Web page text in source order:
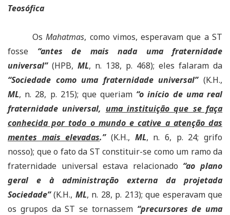
Teosófica
OsMahatmas, como vimos, esperavam que a ST
fosse “antes de mais nada uma fraternidade
universal”(HPB, ML, n. 138, p. 468); eles falaram da
“Sociedade como uma fraternidade universal”(K.H.,
ML, n. 28, p. 215); que queriam “o início de uma real
fraternidade universal, uma instituição que se faça
conhecida por todo o mundo e cative a atenção das
mentes mais elevadas.”(K.H., ML, n. 6, p. 24; grifo
nosso); que o fato da ST constituir-se como um ramo da
fraternidade universal estava relacionado “ao plano
geral e à administração externa da projetada
Sociedade” (K.H., ML, n. 28, p. 213); que esperavam que
os grupos da ST se tornassem “precursores de uma